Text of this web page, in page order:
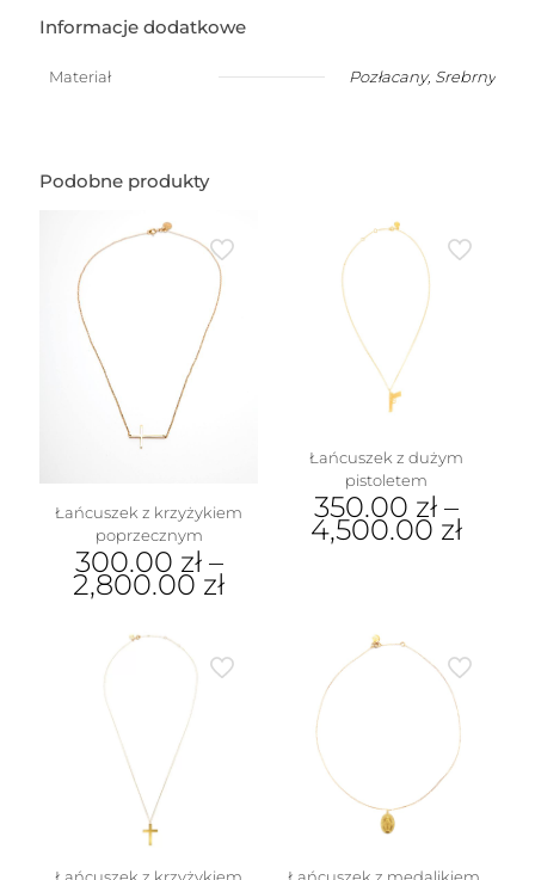
pancerka
Informacje dodatkowe
Materiał Pozłacany, Srebrny
Podobne produkty
Łańcuszek z krzyżykiem
poprzecznym
300.00 zł–
2,800.00 zł
produkt
Opcje
można
wybrać
na
stronie
produktu
Łańcuszek z dużym
pistoletem
350.00 zł–
4,500.00 zł
wariantów.
produktu
Łańcuszek z krzyżykiem Łańcuszek z medalikiem,